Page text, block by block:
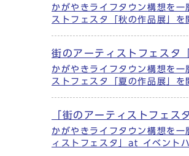
かがやきライフタウン構想を
ストフェスタ「秋の作品展」を
街のアーティストフェスタ
かがやきライフタウン構想を
ストフェスタ「夏の作品展」を
「街のアーティストフェ
かがやきライフタウン構想を
ィストフェスタ」at イベント